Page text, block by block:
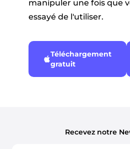
manipuler une fois que
essayé de l'utiliser.
Téléchargement
gratuit
Recevez notre